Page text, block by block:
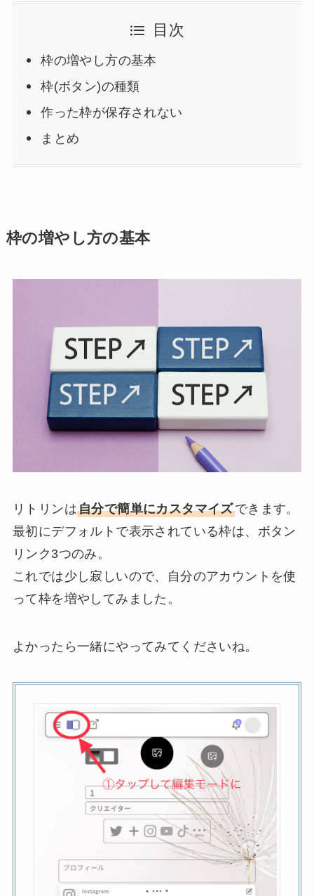
目次
枠の増やし方の基本
枠(ボタン)の種類
作った枠が保存されない
まとめ
枠の増やし方の基本
リトリンは自分で簡単にカスタマイズできます。
最初にデフォルトで表示されている枠は、ボタン
リンク3つのみ。
これでは少し寂しいので、自分のアカウントを使
って枠を増やしてみました。
よかったら一緒にやってみてくださいね。